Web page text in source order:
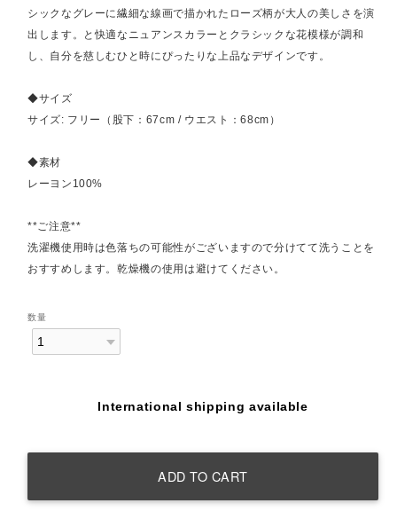
シックなグレーに繊細な線画で描かれたローズ柄が大人の美しさを演
出します。と快適なニュアンスカラーとクラシックな花模様が調和
し、自分を慈しむひと時にぴったりな上品なデザインです。
◆サイズ
サイズ: フリー（股下：67cm / ウエスト：68cm）
◆素材
レーヨン100%
**ご注意**
洗濯機使用時は色落ちの可能性がございますので分けてて洗うことを
おすすめします。乾燥機の使用は避けてください。
数量
International shipping available
ADD TO CART